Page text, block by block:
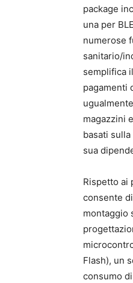
package
una per
numerose
sanitario/
semplifica
pagamenti
magazzini
basati
sua
Rispetto ai
consente
montaggio
Flash), un
consumo